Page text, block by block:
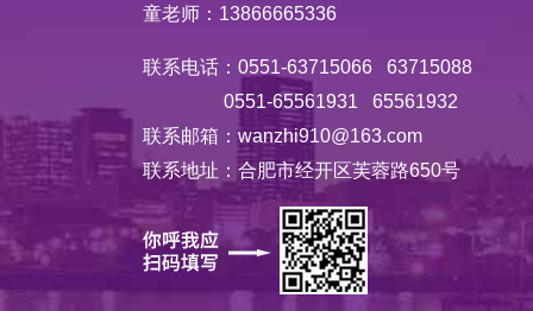
童老师：13866665336
联系电话：0551-63715066 63715088
0551-65561931 65561932
联系邮箱：wanzhi910@163.com
联系地址：合肥市经开区芙蓉路650号